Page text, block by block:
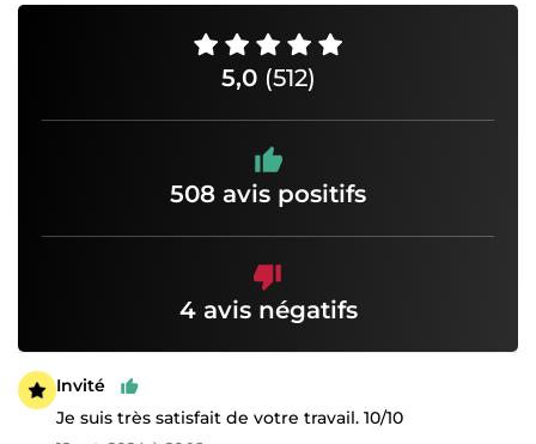
5,0 (512)
508 avis positifs
4 avis négatifs
Invité
Je suis très satisfait de votre travail. 10/10